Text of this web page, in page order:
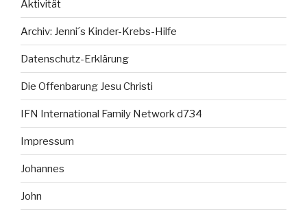
Aktivität
Archiv: Jenni´s Kinder-Krebs-Hilfe
Datenschutz-Erklärung
Die Offenbarung Jesu Christi
IFN International Family Network d734
Impressum
Johannes
John